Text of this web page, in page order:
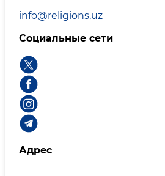
info@religions.uz
Социальные сети
Адрес